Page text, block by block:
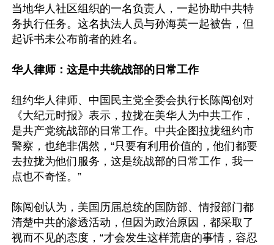
当地华人社区组织的一名负责人，一起协助中共特
务执行任务。这名执法人员与孙海英一起被告，但
起诉书未公布前者的姓名。
华人律师：这是中共统战部的日常工作
纽约华人律师、中国民主党全委会执行长陈闯创对
《大纪元时报》表示，拉拢在美华人为中共工作，
是共产党统战部的日常工作。中共企图拉拢纽约市
警察，也绝非偶然，“只要有利用价值的，他们都要
去拉拢为他们服务，这是统战部的日常工作，我一
点也不奇怪。”
陈闯创认为，美国历届总统的国防部、情报部门都
清楚中共的渗透活动，但因为政治原因，都采取了
视而不见的态度，“才会发生这样荒唐的事情，容忍